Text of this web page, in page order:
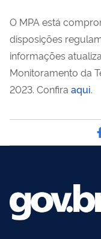
O MPA está
disposições
informações
Monitoramento da
2023. Confira aqui.